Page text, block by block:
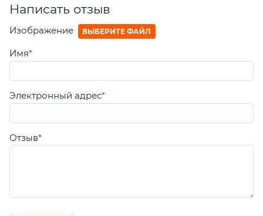
Написать отзыв
Изображение ВЫБЕРИТЕ ФАЙЛ
Имя
Электронный адрес
Отзыв